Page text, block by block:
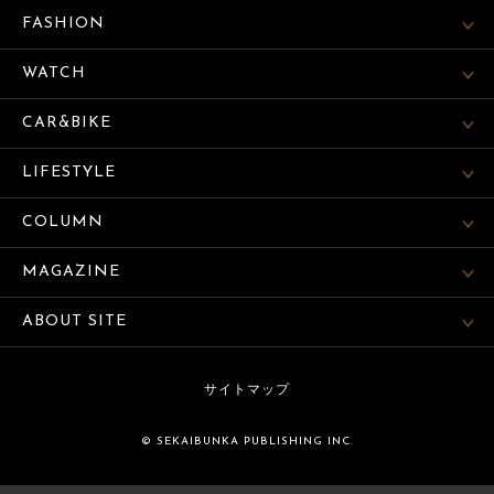
FASHION
WATCH
CAR&BIKE
LIFESTYLE
COLUMN
MAGAZINE
ABOUT SITE
サイトマップ
© SEKAIBUNKA PUBLISHING INC.